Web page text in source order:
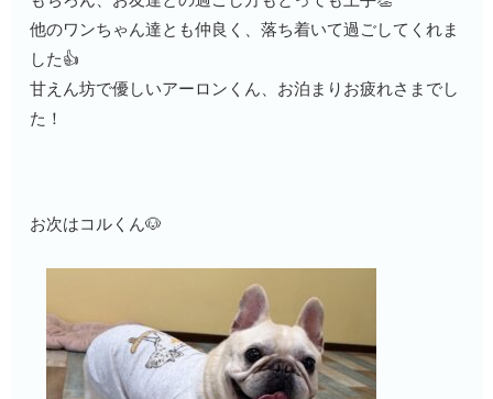
他のワンちゃん達とも仲良く、落ち着いて過ごしてくれま
した👍
甘えん坊で優しいアーロンくん、お泊まりお疲れさまでし
た！
お次はコルくん🐶